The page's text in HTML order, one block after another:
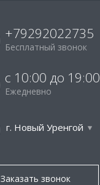
+79292022735
Бесплатный звонок
с 10:00 до 19:00
Ежедневно
г. Новый Уренгой
Заказать звонок